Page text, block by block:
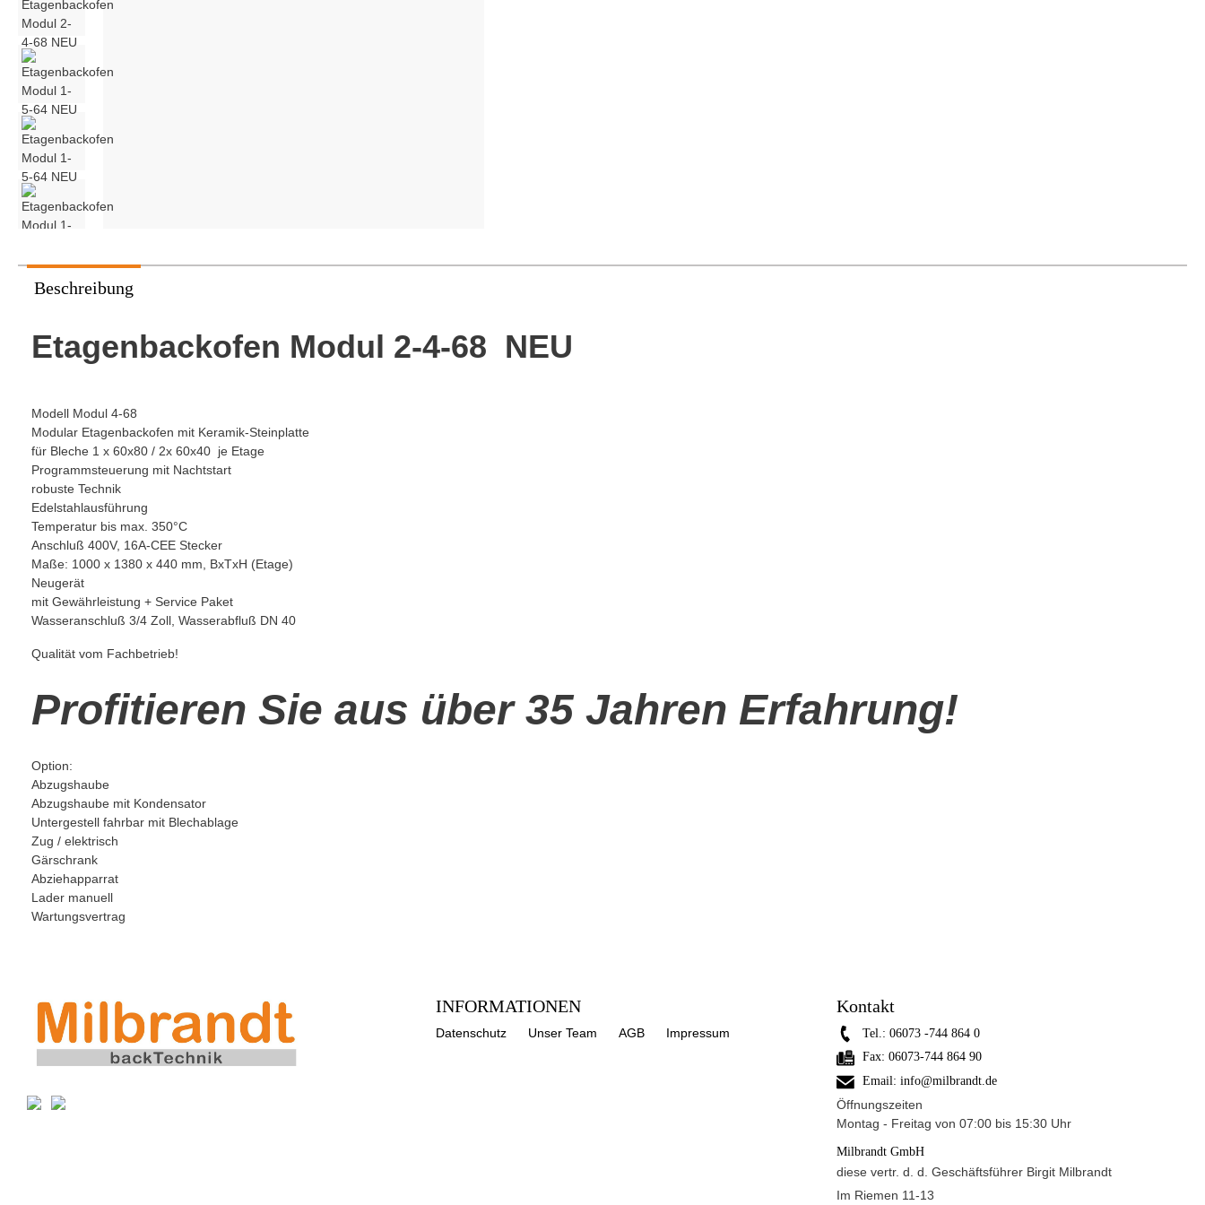
Pavailler
Beschreibung
Etagenbackofen Modul 2-4-68 NEU
Modell Modul 4-68
Modular Etagenbackofen mit Keramik-Steinplatte
für Bleche 1 x 60x80 / 2x 60x40 je Etage
Programmsteuerung mit Nachtstart
robuste Technik
Edelstahlausführung
Temperatur bis max. 350°C
Anschluß 400V, 16A-CEE Stecker
Maße: 1000 x 1380 x 440 mm, BxTxH (Etage)
Neugerät
mit Gewährleistung + Service Paket
Wasseranschluß 3/4 Zoll, Wasserabfluß DN 40
Qualität vom Fachbetrieb!
Profitieren Sie aus über 35 Jahren Erfahrung!
Option:
Abzugshaube
Abzugshaube mit Kondensator
Untergestell fahrbar mit Blechablage
Zug / elektrisch
Gärschrank
Abziehapparrat
Lader manuell
Wartungsvertrag
INFORMATIONEN
Datenschutz Unser Team AGB Impressum
Kontakt
Tel.: 06073 -744 864 0
Fax: 06073-744 864 90
Email: info@milbrandt.de
Öffnungszeiten
Montag - Freitag von 07:00 bis 15:30 Uhr
Milbrandt GmbH
diese vertr. d. d. Geschäftsführer Birgit Milbrandt
Im Riemen 11-13